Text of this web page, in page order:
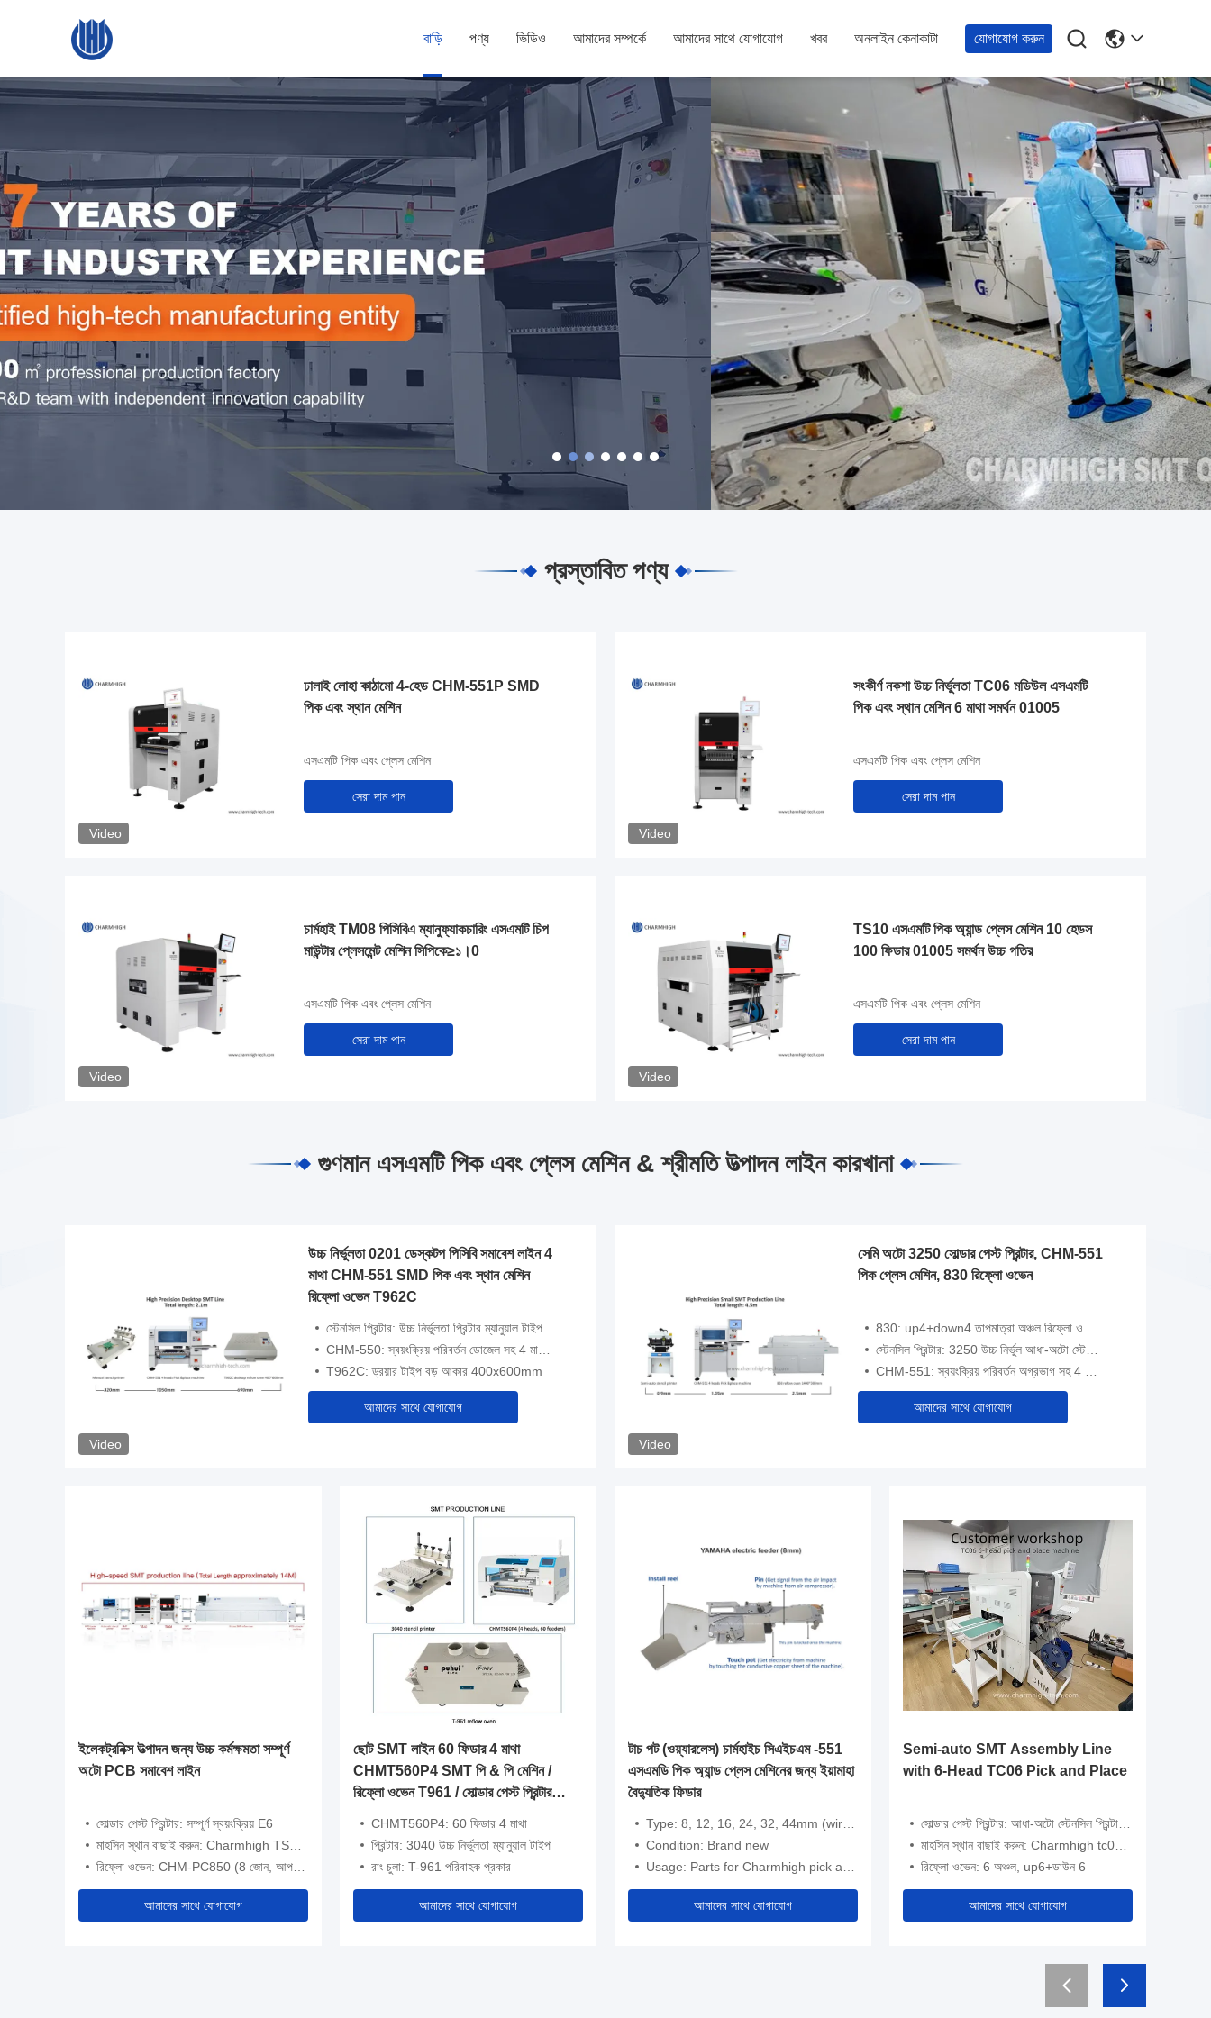
বাড়ি পণ্য ভিডিও আমাদের সম্পর্কে আমাদের সাথে যোগাযোগ খবর অনলাইন কেনাকাটা যোগাযোগ করুন 
প্রস্তাবিত পণ্য
Video
ঢালাই লোহা কাঠামো 4-হেড CHM-551P SMD
পিক এবং স্থান মেশিন
এসএমটি পিক এবং প্লেস মেশিন
সেরা দাম পান
Video
সংকীর্ণ নকশা উচ্চ নির্ভুলতা TC06 মডিউল এসএমটি
পিক এবং স্থান মেশিন 6 মাথা সমর্থন 01005
এসএমটি পিক এবং প্লেস মেশিন
সেরা দাম পান
Video
চার্মহাই TM08 পিসিবিএ ম্যানুফ্যাকচারিং এসএমটি চিপ
মাউন্টার প্লেসমেন্ট মেশিন সিপিকে≥১।0
এসএমটি পিক এবং প্লেস মেশিন
সেরা দাম পান
Video
TS10 এসএমটি পিক অ্যান্ড প্লেস মেশিন 10 হেডস
100 ফিডার 01005 সমর্থন উচ্চ গতির
এসএমটি পিক এবং প্লেস মেশিন
সেরা দাম পান
গুণমান এসএমটি পিক এবং প্লেস মেশিন & শ্রীমতি উত্পাদন লাইন কারখানা
Video
উচ্চ নির্ভুলতা 0201 ডেস্কটপ পিসিবি সমাবেশ লাইন 4
মাথা CHM-551 SMD পিক এবং স্থান মেশিন
রিফ্লো ওভেন T962C
স্টেনসিল প্রিন্টার: উচ্চ নির্ভুলতা প্রিন্টার ম্যানুয়াল টাইপ
CHM-550: স্বয়ংক্রিয় পরিবর্তন ডোজেল সহ 4 মাথা 50 ফিডার
T962C: ড্রয়ার টাইপ বড় আকার 400x600mm
আমাদের সাথে যোগাযোগ
Video
সেমি অটো 3250 সোল্ডার পেস্ট প্রিন্টার, CHM-551
পিক প্লেস মেশিন, 830 রিফ্লো ওভেন
830: up4+down4 তাপমাত্রা অঞ্চল রিফ্লো ওভেন, 1400x300mm গরম করার এলাকা
স্টেনসিল প্রিন্টার: 3250 উচ্চ নির্ভুল আধা-অটো স্টেনসিল প্রিন্টার
CHM-551: স্বয়ংক্রিয় পরিবর্তন অগ্রভাগ সহ 4 মাথা 50 ফিডার অটো পরিবাহক
আমাদের সাথে যোগাযোগ
ইলেকট্রনিক্স উত্পাদন জন্য উচ্চ কর্মক্ষমতা সম্পূর্ণ
অটো PCB সমাবেশ লাইন
সোল্ডার পেস্ট প্রিন্টার: সম্পূর্ণ স্বয়ংক্রিয় E6
মাহসিন স্থান বাছাই করুন: Charmhigh TS10, TM08
রিফ্লো ওভেন: CHM-PC850 (8 জোন, আপ8+ডাউন8)
আমাদের সাথে যোগাযোগ
ছোট SMT লাইন 60 ফিডার 4 মাথা
CHMT560P4 SMT পি & পি মেশিন /
রিফ্লো ওভেন T961 / সোল্ডার পেস্ট প্রিন্টার
CHMT560P4: 60 ফিডার 4 মাথা
প্রিন্টার: 3040 উচ্চ নির্ভুলতা ম্যানুয়াল টাইপ
রাং চুলা: T-961 পরিবাহক প্রকার
আমাদের সাথে যোগাযোগ
টাচ পট (ওয়্যারলেস) চার্মহাইচ সিএইচএম -551
এসএমডি পিক অ্যান্ড প্লেস মেশিনের জন্য ইয়ামাহা
বৈদ্যুতিক ফিডার
Type: 8, 12, 16, 24, 32, 44mm (wireless)
Condition: Brand new
Usage: Parts for Charmhigh pick and place machine
আমাদের সাথে যোগাযোগ
Semi-auto SMT Assembly Line
with 6-Head TC06 Pick and Place
সোল্ডার পেস্ট প্রিন্টার: আধা-অটো স্টেনসিল প্রিন্টার 3250
মাহসিন স্থান বাছাই করুন: Charmhigh tc06 (6 মাথা)
রিফ্লো ওভেন: 6 অঞ্চল, up6+ডাউন 6
আমাদের সাথে যোগাযোগ